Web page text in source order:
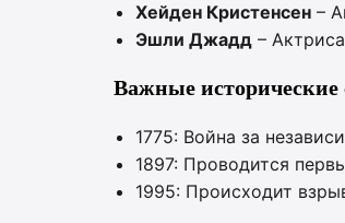
Хейден Кристенсен –
Эшли Джадд – Актриса
Важные исторические
1775: Война за
1897: Проводится
1995: Происходит